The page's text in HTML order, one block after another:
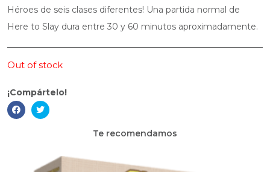
Héroes de seis clases diferentes! Una partida normal de
Here to Slay dura entre 30 y 60 minutos aproximadamente.
Out of stock
¡Compártelo!
Te recomendamos